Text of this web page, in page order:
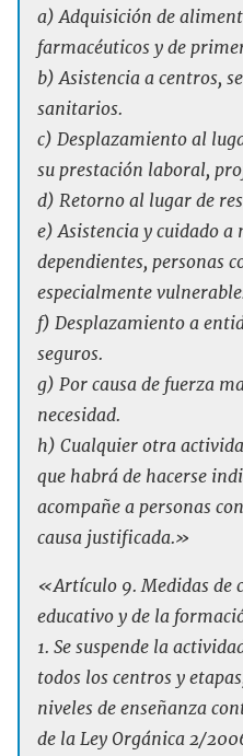
a) Adquisición de
farmacéuticos y de
b) Asistencia a centros,
sanitarios.
c) Desplazamiento al
su prestación laboral,
d) Retorno al lugar de
e) Asistencia y cuidado a
dependientes, personas
especialmente
f) Desplazamiento a
seguros.
g) Por causa de fuerza
necesidad.
h) Cualquier otra
que habrá de hacerse
acompañe a personas
causa justificada.»
«Artículo 9. Medidas de
educativo y de la
1. Se suspende la
todos los centros y
niveles de enseñanza
de la Ley Orgánica 2/